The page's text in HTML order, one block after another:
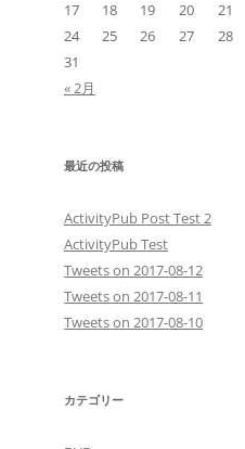
17
18 19 20 21
24
25 26 27 28
31
« 2月
最近の投稿
ActivityPub Post Test 2
ActivityPub Test
Tweets on 2017-08-12
Tweets on 2017-08-11
Tweets on 2017-08-10
カテゴリー